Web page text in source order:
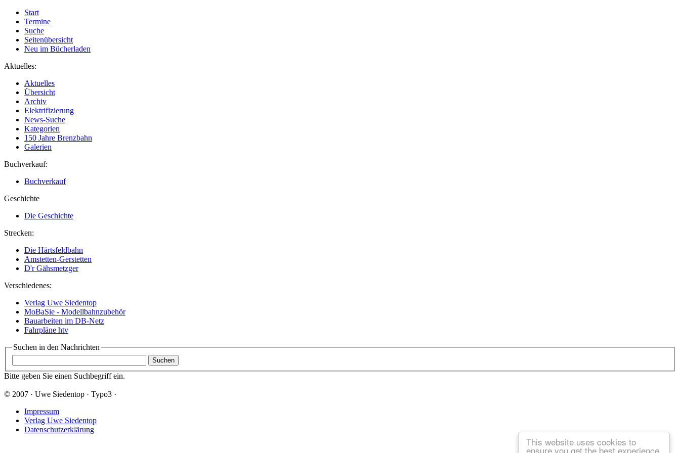
This website uses cookies to
ensure you get the best experience
Start
Termine
Suche
Seitenübersicht
Neu im Bücherladen
Aktuelles:
Aktuelles
Übersicht
Archiv
Elektrifizierung
News-Suche
Kategorien
150 Jahre Brenzbahn
Galerien
Buchverkauf:
Buchverkauf
Geschichte
Die Geschichte
Strecken:
Die Härtsfeldbahn
Amstetten-Gerstetten
D'r Gähsmetzger
Verschiedenes:
Verlag Uwe Siedentop
MoBaSie - Modellbahnzubehör
Bauarbeiten im DB-Netz
Fahrpläne htv
Suchen in den Nachrichten
Bitte geben Sie einen Suchbegriff ein.
© 2007 · Uwe Siedentop · Typo3 ·
Impressum
Verlag Uwe Siedentop
Datenschutzerklärung